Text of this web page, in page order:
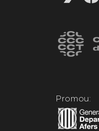
Promou: